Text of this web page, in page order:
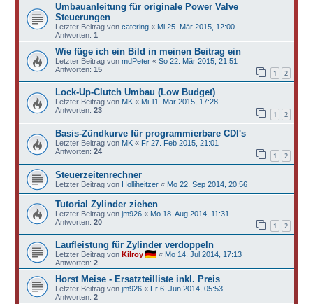
Umbauanleitung für originale Power Valve
Steuerungen
Letzter Beitrag von catering« Mi 25. Mär 2015, 12:00
Antworten: 1
Wie füge ich ein Bild in meinen Beitrag ein
Letzter Beitrag von mdPeter« So 22. Mär 2015, 21:51
Antworten: 15 1 2
Lock-Up-Clutch Umbau (Low Budget)
Letzter Beitrag von MK« Mi 11. Mär 2015, 17:28
Antworten: 23 1 2
Basis-Zündkurve für programmierbare CDI's
Letzter Beitrag von MK« Fr 27. Feb 2015, 21:01
Antworten: 24 1 2
Steuerzeitenrechner
Letzter Beitrag von Holliheitzer« Mo 22. Sep 2014, 20:56
Tutorial Zylinder ziehen
Letzter Beitrag von jm926« Mo 18. Aug 2014, 11:31
Antworten: 20 1 2
Laufleistung für Zylinder verdoppeln
Letzter Beitrag von Kilroy « Mo 14. Jul 2014, 17:13
Antworten: 2
Horst Meise - Ersatzteilliste inkl. Preis
Letzter Beitrag von jm926« Fr 6. Jun 2014, 05:53
Antworten: 2